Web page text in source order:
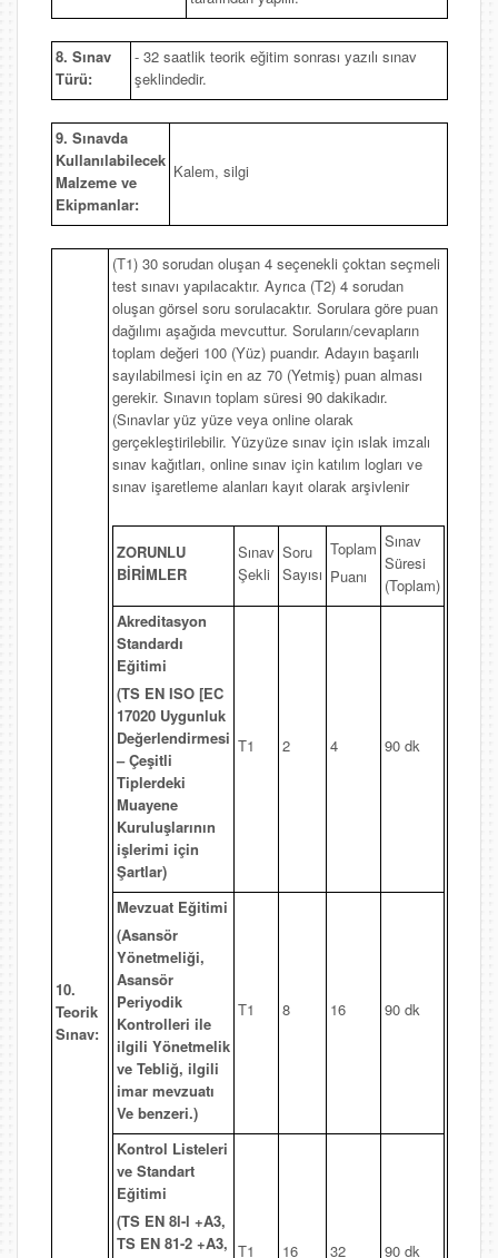
8. Sınav
Türü:
- 32 saatlik teorik eğitim sonrası yazılı sınav
şeklindedir.
9. Sınavda
Kullanılabilecek
Malzeme ve
Ekipmanlar:
Kalem, silgi
10.
Teorik
Sınav:
(T1) 30 sorudan oluşan 4 seçenekli çoktan seçmeli
test sınavı yapılacaktır. Ayrıca (T2) 4 sorudan
oluşan görsel soru sorulacaktır. Sorulara göre puan
dağılımı aşağıda mevcuttur. Soruların/cevapların
toplam değeri 100 (Yüz) puandır. Adayın başarılı
sayılabilmesi için en az 70 (Yetmiş) puan alması
gerekir. Sınavın toplam süresi 90 dakikadır.
(Sınavlar yüz yüze veya online olarak
gerçekleştirilebilir. Yüzyüze sınav için ıslak imzalı
sınav kağıtları, online sınav için katılım logları ve
sınav işaretleme alanları kayıt olarak arşivlenir
ZORUNLU
BİRİMLER
Sınav
Şekli
Soru
Sayısı
Toplam
Puanı
Sınav
Süresi
(Toplam)
Akreditasyon
Standardı
Eğitimi
(TS EN ISO [EC
17020 Uygunluk
Değerlendirmesi
– Çeşitli
Tiplerdeki
Muayene
Kuruluşlarının
işlerimi için
Şartlar)
T1 2 4 90 dk
Mevzuat Eğitimi
(Asansör
Yönetmeliği,
Asansör
Periyodik
Kontrolleri ile
ilgili Yönetmelik
ve Tebliğ, ilgili
imar mevzuatı
Ve benzeri.)
T1 8 16 90 dk
Kontrol Listeleri
ve Standart
Eğitimi
(TS EN 8l-l +A3,
TS EN 81-2 +A3, T1 16 32 90 dk